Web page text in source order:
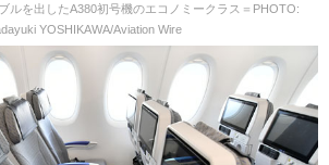
ルを出したA380初号機のエコノミークラス＝PHOTO:
YOSHIKAWA/Aviation Wire